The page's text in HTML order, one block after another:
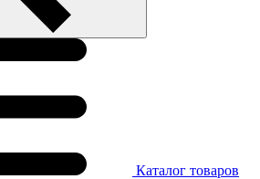
Каталог товаров